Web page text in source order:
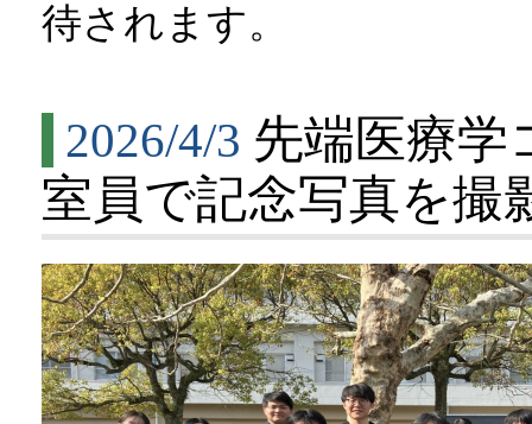
待されます。
2026/4/3 先端医療学
室員で記念写真を撮